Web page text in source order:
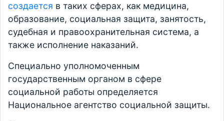
создается в таких сферах, как медицина,
образование, социальная защита, занятость,
судебная и правоохранительная система, а
также исполнение наказаний.
Специально уполномоченным
государственным органом в сфере
социальной работы определяется
Национальное агентство социальной защиты.